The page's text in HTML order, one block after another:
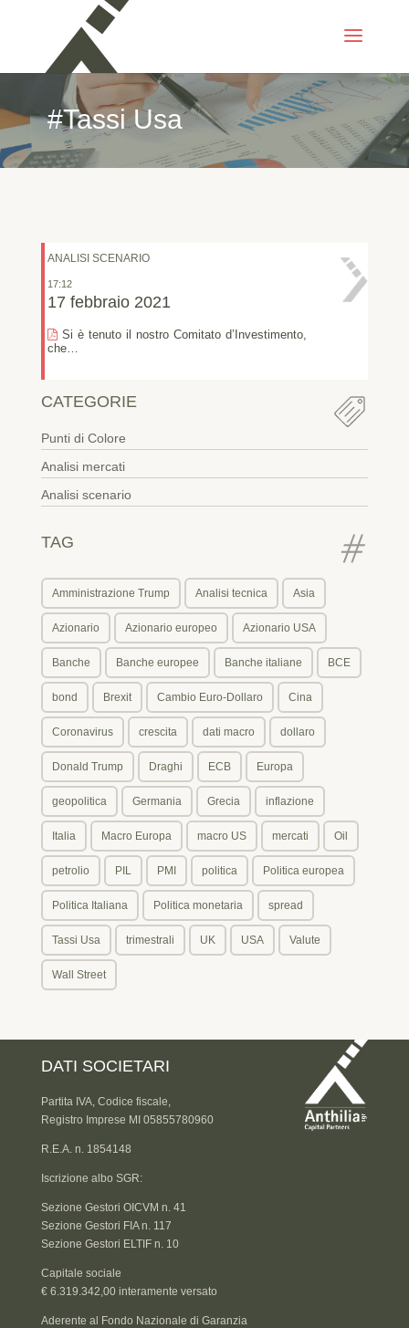
#Tassi Usa
ANALISI SCENARIO
17:12
17 febbraio 2021
Si è tenuto il nostro Comitato d’Investimento,
che…
CATEGORIE
Punti di Colore
Analisi mercati
Analisi scenario
TAG
Amministrazione Trump Analisi tecnica Asia
Azionario Azionario europeo Azionario USA
Banche Banche europee Banche italiane BCE
bond Brexit Cambio Euro-Dollaro Cina
Coronavirus crescita dati macro dollaro
Donald Trump Draghi ECB Europa
geopolitica Germania Grecia inflazione
Italia Macro Europa macro US mercati Oil
petrolio PIL PMI politica Politica europea
Politica Italiana Politica monetaria spread
Tassi Usa trimestrali UK USA Valute
Wall Street
DATI SOCIETARI
Partita IVA, Codice fiscale,
Registro Imprese MI 05855780960
R.E.A. n. 1854148
Iscrizione albo SGR:
Sezione Gestori OICVM n. 41
Sezione Gestori FIA n. 117
Sezione Gestori ELTIF n. 10
Capitale sociale
€ 6.319.342,00 interamente versato
Aderente al Fondo Nazionale di Garanzia